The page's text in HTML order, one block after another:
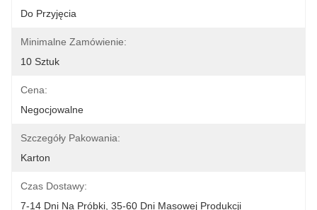
Do Przyjęcia
Minimalne Zamówienie:
10 Sztuk
Cena:
Negocjowalne
Szczegóły Pakowania:
Karton
Czas Dostawy:
7-14 Dni Na Próbki, 35-60 Dni Masowej Produkcji